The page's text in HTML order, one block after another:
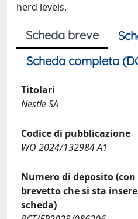
herd levels.
Scheda breve
Scheda completa
Titolari
Nestle SA
Codice di pubblicazione
WO 2024/132984 A1
Numero di deposito
brevetto che si sta
scheda)